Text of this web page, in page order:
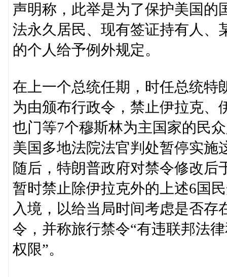
声明称，此举是为了保护美国的
法永久居民、现有签证持有人、
的个人给予例外规定。
在上一个总统任期，时任总统特
为由颁布行政令，禁止伊拉克、
也门等7个穆斯林为主国家的民
美国多地法院法官判处暂停实施
随后，特朗普政府对禁令修改后
暂时禁止除伊拉克外的上述6国
入境，以给当局时间考虑是否
令，并称旅行禁令“有违联邦法
权限”。